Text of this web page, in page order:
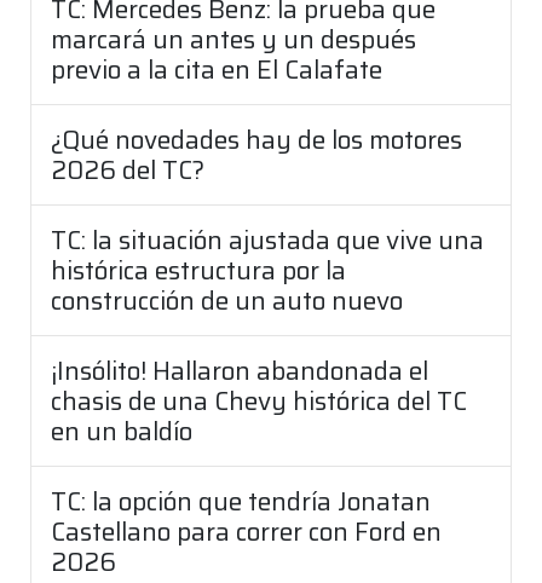
TC: Mercedes Benz: la prueba que
marcará un antes y un después
previo a la cita en El Calafate
¿Qué novedades hay de los motores
2026 del TC?
TC: la situación ajustada que vive una
histórica estructura por la
construcción de un auto nuevo
¡Insólito! Hallaron abandonada el
chasis de una Chevy histórica del TC
en un baldío
TC: la opción que tendría Jonatan
Castellano para correr con Ford en
2026